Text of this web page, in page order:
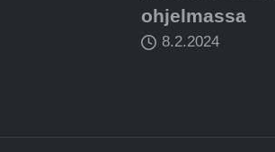
ohjelmassa
8.2.2024